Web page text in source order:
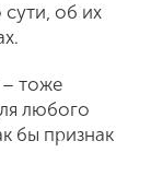
об их
тоже
любого
бы признак